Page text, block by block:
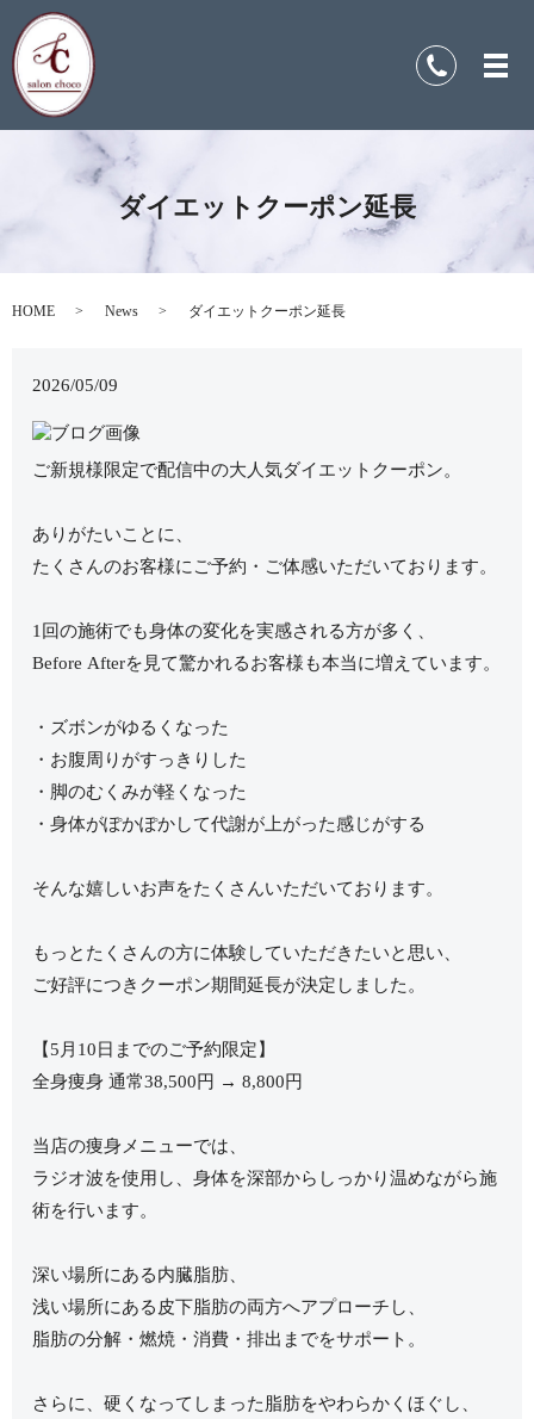
ダイエットクーポン延長
HOME News ダイエットクーポン延長
2026/05/09
ご新規様限定で配信中の大人気ダイエットクーポン。
ありがたいことに、
たくさんのお客様にご予約・ご体感いただいております。
1回の施術でも身体の変化を実感される方が多く、
Before Afterを見て驚かれるお客様も本当に増えています。
・ズボンがゆるくなった
・お腹周りがすっきりした
・脚のむくみが軽くなった
・身体がぽかぽかして代謝が上がった感じがする
そんな嬉しいお声をたくさんいただいております。
もっとたくさんの方に体験していただきたいと思い、
ご好評につきクーポン期間延長が決定しました。
【5月10日までのご予約限定】
全身痩身 通常38,500円 → 8,800円
当店の痩身メニューでは、
ラジオ波を使用し、身体を深部からしっかり温めながら施
術を行います。
深い場所にある内臓脂肪、
浅い場所にある皮下脂肪の両方へアプローチし、
脂肪の分解・燃焼・消費・排出までをサポート。
さらに、硬くなってしまった脂肪をやわらかくほぐし、